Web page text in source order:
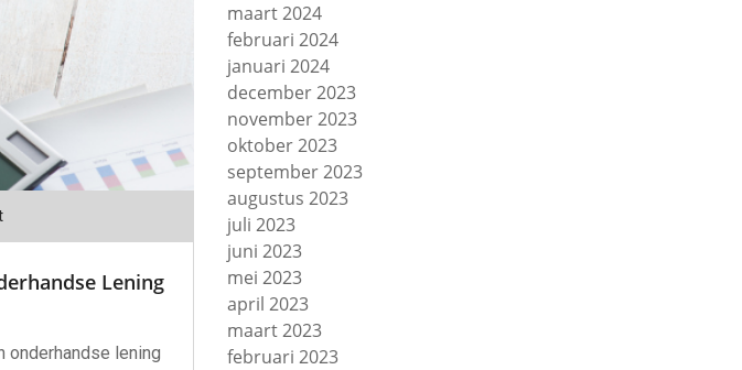
Lening
onderhandse lening
maart 2024
februari 2024
januari 2024
december 2023
november 2023
oktober 2023
september 2023
augustus 2023
juli 2023
juni 2023
mei 2023
april 2023
maart 2023
februari 2023